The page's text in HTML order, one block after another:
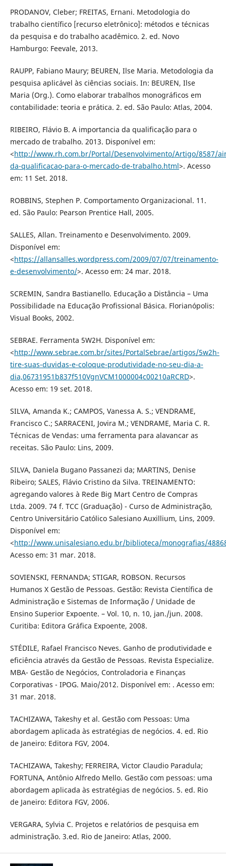
PRODANOV, Cleber; FREITAS, Ernani. Metodologia do
trabalho científico [recurso eletrônico]: métodos e técnicas
da pesquisa e do trabalho acadêmico. 2. ed. Novo
Hamburgo: Feevale, 2013.
RAUPP, Fabiano Maury; BEUREN, Ilse Maria. Metodologia da
pesquisa aplicável às ciências sociais. In: BEUREN, Ilse
Maria (Org.). Como elaborar trabalhos monográficos em
contabilidade: teoria e prática. 2. ed. São Paulo: Atlas, 2004.
RIBEIRO, Flávio B. A importancia da qualificação para o
mercado de trabalho. 2013. Disponível em:
<http://www.rh.com.br/Portal/Desenvolvimento/Artigo/8587/
da-qualificacao-para-o-mercado-de-trabalho.html>. Acesso
em: 11 Set. 2018.
ROBBINS, Stephen P. Comportamento Organizacional. 11.
ed. São Paulo: Pearson Prentice Hall, 2005.
SALLES, Allan. Treinamento e Desenvolvimento. 2009.
Disponível em:
<https://allansalles.wordpress.com/2009/07/07/treinamento-
e-desenvolvimento/>. Acesso em: 24 mar. 2018.
SCREMIN, Sandra Bastianello. Educação a Distância – Uma
Possibilidade na Educação Profissional Básica. Florianópolis:
Visual Books, 2002.
SEBRAE. Ferramenta 5W2H. Disponível em:
<http://www.sebrae.com.br/sites/PortalSebrae/artigos/5w2h-
tire-suas-duvidas-e-coloque-produtividade-no-seu-dia-a-
dia,06731951b837f510VgnVCM1000004c00210aRCRD>.
Acesso em: 19 set. 2018.
SILVA, Amanda K.; CAMPOS, Vanessa A. S.; VENDRAME,
Francisco C.; SARRACENI, Jovira M.; VENDRAME, Maria C. R.
Técnicas de Vendas: uma ferramenta para alavancar as
receitas. São Paulo: Lins, 2009.
SILVA, Daniela Bugano Passanezi da; MARTINS, Denise
Ribeiro; SALES, Flávio Cristino da Silva. TREINAMENTO:
agregando valores à Rede Big Mart Centro de Compras
Ltda. 2009. 74 f. TCC (Graduação) - Curso de Administração,
Centro Universitário Católico Salesiano Auxillium, Lins, 2009.
Disponível em:
<http://www.unisalesiano.edu.br/biblioteca/monografias/
Acesso em: 31 mar. 2018.
SOVIENSKI, FERNANDA; STIGAR, ROBSON. Recursos
Humanos X Gestão de Pessoas. Gestão: Revista Científica de
Administração e Sistemas de Informação / Unidade de
Ensino Superior Expoente. – Vol. 10, n. 10, jan./jun. 2008.
Curitiba: Editora Gráfica Expoente, 2008.
STÉDILE, Rafael Francisco Neves. Ganho de produtividade e
eficiência através da Gestão de Pessoas. Revista Especialize.
MBA- Gestão de Negócios, Controladoria e Finanças
Corporativas - IPOG. Maio/2012. Disponível em: . Acesso em:
31 mar. 2018.
TACHIZAWA, Takeshy et al. Gestão com Pessoas: Uma
abordagem aplicada às estratégias de negócios. 4. ed. Rio
de Janeiro: Editora FGV, 2004.
TACHIZAWA, Takeshy; FERREIRA, Victor Claudio Paradula;
FORTUNA, Antônio Alfredo Mello. Gestão com pessoas: uma
abordagem aplicada às estratégias de negócios. 5. ed. Rio
de Janeiro: Editora FGV, 2006.
VERGARA, Sylvia C. Projetos e relatórios de pesquisa em
administração. 3.ed. Rio de Janeiro: Atlas, 2000.